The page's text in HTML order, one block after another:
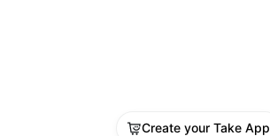
Create your Take App